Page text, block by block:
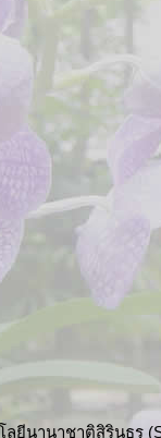
ลยีนานาชาติสิรินธร